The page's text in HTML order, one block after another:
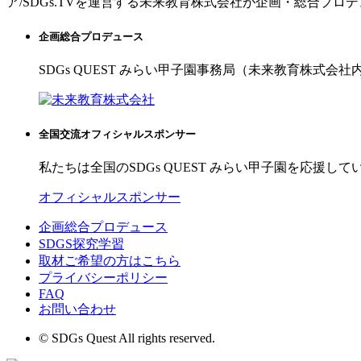
企画総合プロデュース
SDGs QUEST みらい甲子園事務局（未来教育株式会社内
全国交流オフィシャルスポンサー
私たちは全国のSDGs QUEST みらい甲子園を応援して
オフィシャルスポンサー
企画総合プロデュース
SDGS探究学習
取材ご希望の方はこちら
プライバシーポリシー
FAQ
お問い合わせ
© SDGs Quest All rights reserved.